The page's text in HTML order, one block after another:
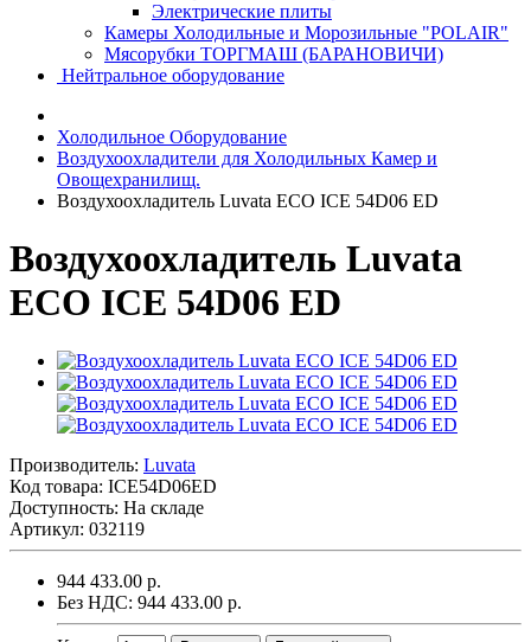
Электрические плиты
Камеры Холодильные и Морозильные "POLAIR"
Мясорубки ТОРГМАШ (БАРАНОВИЧИ)
Нейтральное оборудование
Холодильное Оборудование
Воздухоохладители для Холодильных Камер и
Овощехранилищ.
Воздухоохладитель Luvata ECO ICE 54D06 ED
Воздухоохладитель Luvata
ECO ICE 54D06 ED
Производитель: Luvata
Код товара: ICE54D06ED
Доступность: На складе
Артикул: 032119
944 433.00 р.
Без НДС: 944 433.00 р.